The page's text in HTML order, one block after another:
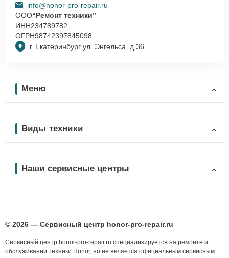
г. Екатеринбург ул. Энгельса, д.36
info@honor-pro-repair.ru
ООО“Ремонт техники”
ИНН234789782
ОГРН98742397845098
Меню
Виды техники
Наши сервисные центры
© 2026 — Сервисный центр honor-pro-repair.ru
Сервисный центр honor-pro-repair.ru специализируется на ремонте и
обслуживании техники Honor, но не является официальным сервисным